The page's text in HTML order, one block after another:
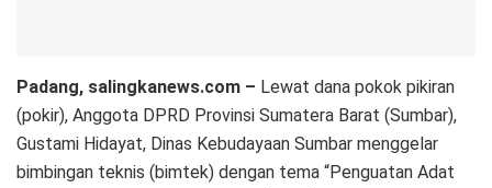
Padang, salingkanews.com – Lewat dana pokok pikiran
(pokir), Anggota DPRD Provinsi Sumatera Barat (Sumbar),
Gustami Hidayat, Dinas Kebudayaan Sumbar menggelar
bimbingan teknis (bimtek) dengan tema “Penguatan Adat